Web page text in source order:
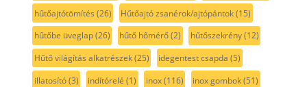
hűtőajtótömítés (26) Hűtőajtó zsanérok/ajtópántok(15)
hűtőbe üveglap(26) hűtő hőmérő(2) hűtőszekrény(12)
Hűtő világítás alkatrészek(25) idegentest csapda (5)
illatosító(3) indítórelé (1) inox(116) inox gombok(51)